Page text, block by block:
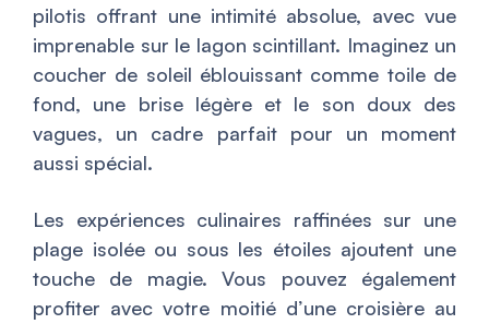
pilotis offrant une intimité absolue, avec vue
imprenable sur le lagon scintillant. Imaginez un
coucher de soleil éblouissant comme toile de
fond, une brise légère et le son doux des
vagues, un cadre parfait pour un moment
aussi spécial.
Les expériences culinaires raffinées sur une
plage isolée ou sous les étoiles ajoutent une
touche de magie. Vous pouvez également
profiter avec votre moitié d’une croisière au